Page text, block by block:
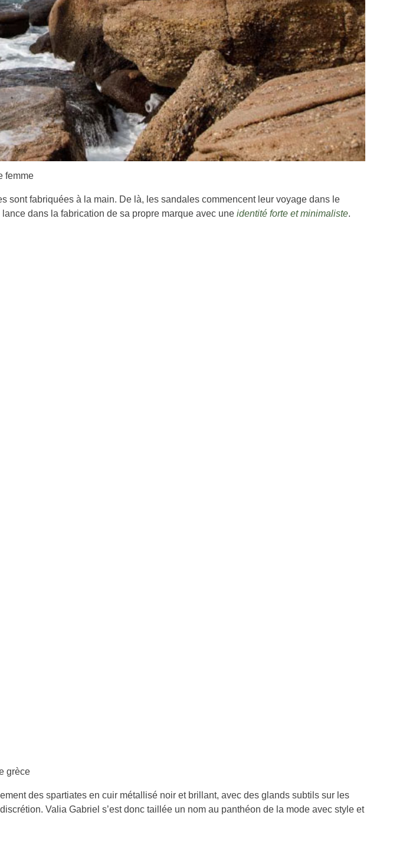
femme
fabriquées à la main. De là, les sandales commencent leur voyage dans le
dans la fabrication de sa propre marque avec une identité forte et minimaliste.
grèce
des spartiates en cuir métallisé noir et brillant, avec des glands subtils sur les
Valia Gabriel s’est donc taillée un nom au panthéon de la mode avec style et